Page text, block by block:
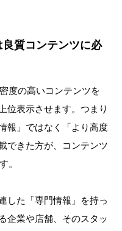
質コンテンツに必
度の高いコンテンツを
位表示させます。つまり
報」ではなく「より高度
できた方が、コンテンツ
。
した「専門情報」を持っ
企業や店舗、そのスタッ